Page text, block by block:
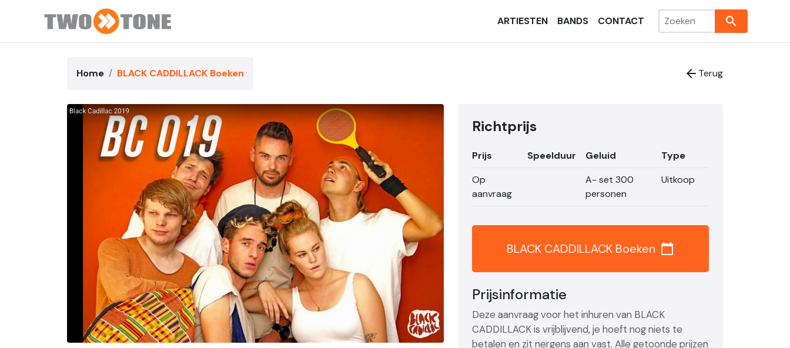
ARTIESTEN BANDS CONTACT search
Home BLACK CADDILLACK Boeken arrow_back Terug
Richtprijs
Prijs Speelduur Geluid
Type
Op
aanvraag
A- set 300
personen
Uitkoop
BLACK CADDILLACK Boeken calendar_today
Prijsinformatie
Deze aanvraag voor het inhuren van BLACK
CADDILLACK is vrijblijvend, je hoeft nog niets te
betalen en zit nergens aan vast. Alle getoonde prijzen